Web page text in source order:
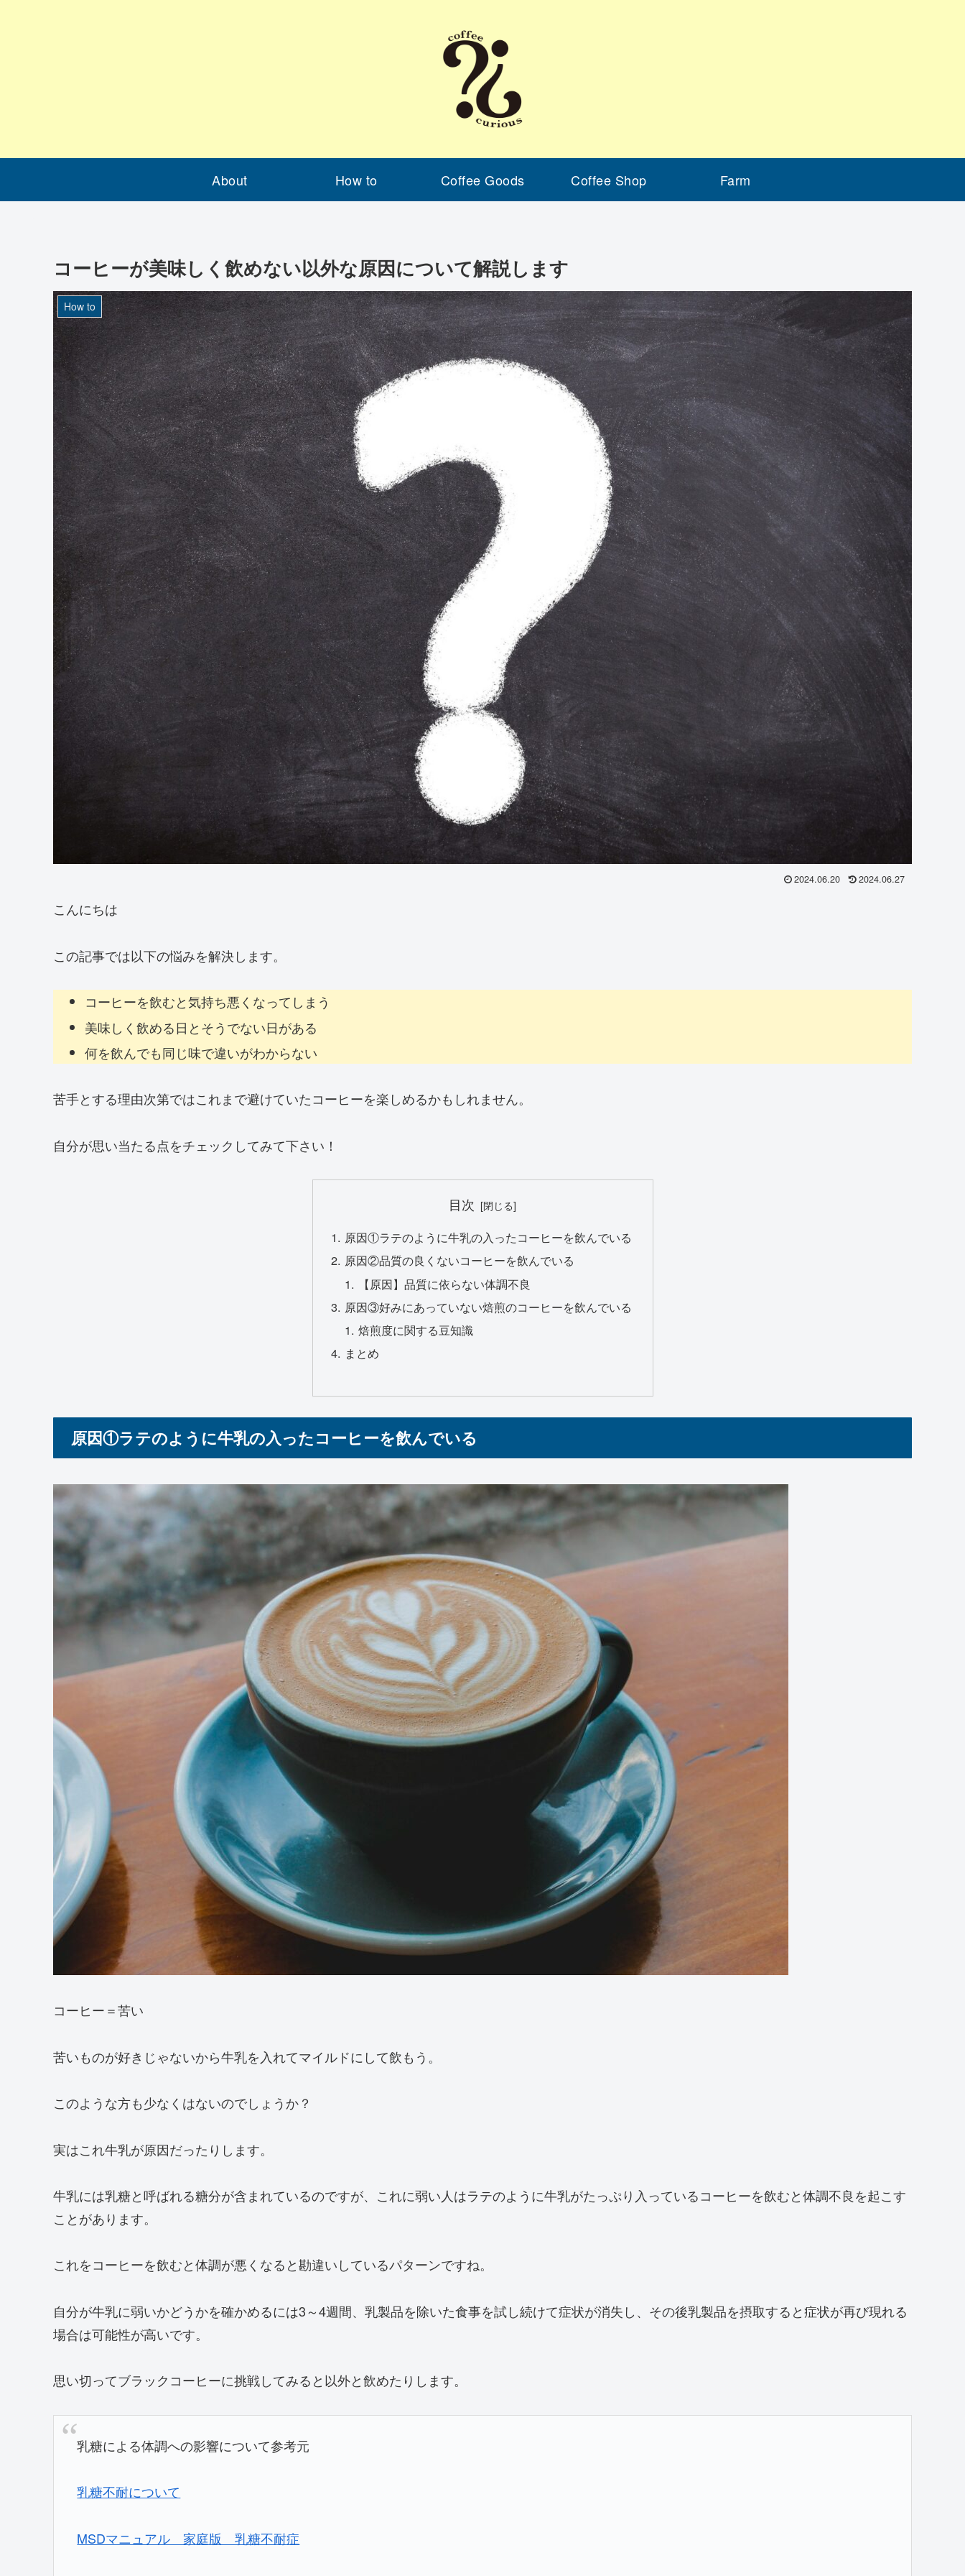
About How to Coffee Goods Coffee Shop Farm
コーヒーが美味しく飲めない以外な原因について解説します
How to
2024.06.20 2024.06.27
こんにちは
この記事では以下の悩みを解決します。
コーヒーを飲むと気持ち悪くなってしまう
美味しく飲める日とそうでない日がある
何を飲んでも同じ味で違いがわからない
苦手とする理由次第ではこれまで避けていたコーヒーを楽しめるかもしれません。
自分が思い当たる点をチェックしてみて下さい！
目次
原因①ラテのように牛乳の入ったコーヒーを飲んでいる
原因②品質の良くないコーヒーを飲んでいる
【原因】品質に依らない体調不良
原因③好みにあっていない焙煎のコーヒーを飲んでいる
焙煎度に関する豆知識
まとめ
原因①ラテのように牛乳の入ったコーヒーを飲んでいる
コーヒー＝苦い
苦いものが好きじゃないから牛乳を入れてマイルドにして飲もう。
このような方も少なくはないのでしょうか？
実はこれ牛乳が原因だったりします。
牛乳には乳糖と呼ばれる糖分が含まれているのですが、これに弱い人はラテのように牛乳がたっぷり入っているコーヒーを飲むと体調不良を起こす
ことがあります。
これをコーヒーを飲むと体調が悪くなると勘違いしているパターンですね。
自分が牛乳に弱いかどうかを確かめるには3～4週間、乳製品を除いた食事を試し続けて症状が消失し、その後乳製品を摂取すると症状が再び現れる
場合は可能性が高いです。
思い切ってブラックコーヒーに挑戦してみると以外と飲めたりします。
乳糖による体調への影響について参考元
乳糖不耐について
MSDマニュアル 家庭版 乳糖不耐症